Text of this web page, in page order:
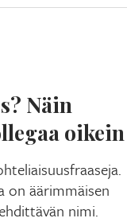
Näin
oikein
on äärimmäisen
nimi.